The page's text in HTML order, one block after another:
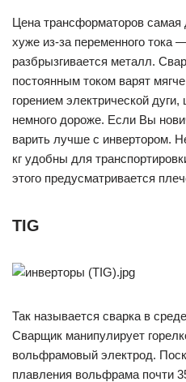
Цена трансформаторов самая
хуже из-за переменного тока
разбрызгивается металл.
постоянным током варят
горением электрической
немного дороже. Если Вы
варить лучше с инвертором.
кг удобны для
этого предусматривается
TIG
Так называется сварка в
Сварщик манипулирует
вольфрамовый электрод.
плавления вольфрама почти